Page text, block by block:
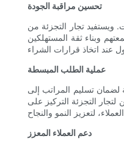
تحسين مراقبة الجودة
ويستفيد تجار التجزئة من
وبناء ثقة المستهلكين
عملية الطلب المبسطة
لضمان تسليم المراتب إلى
التجزئة التركيز على
دعم العملاء المعزز